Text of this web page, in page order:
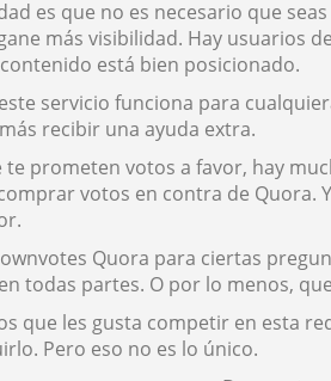
es que no es necesario que
más visibilidad. Hay usuarios
está bien posicionado.
servicio funciona para
recibir una ayuda extra.
te prometen votos a favor, hay
votos en contra de Quora.
Quora para ciertas
todas partes. O por lo menos,
que les gusta competir en esta
Pero eso no es lo único.